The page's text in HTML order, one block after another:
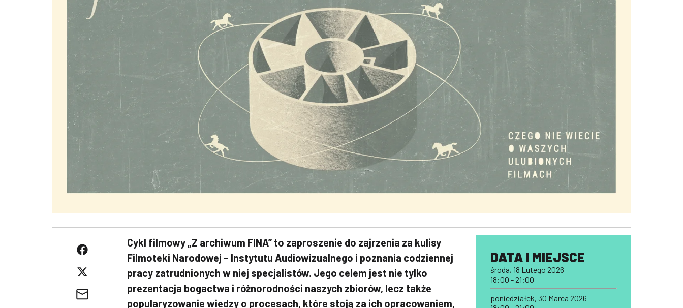
Cykl filmowy „Z archiwum FINA” to zaproszenie do zajrzenia za kulisy
Filmoteki Narodowej – Instytutu Audiowizualnego i poznania codziennej
pracy zatrudnionych w niej specjalistów. Jego celem jest nie tylko
prezentacja bogactwa i różnorodności naszych zbiorów, lecz także
popularyzowanie wiedzy o procesach, które stoją za ich opracowaniem,
DATA I MIEJSCE
środa, 18 Lutego 2026
18:00 - 21:00
poniedziałek, 30 Marca 2026